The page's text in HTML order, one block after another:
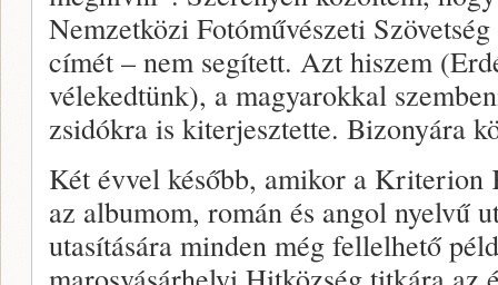
Nemzetközi Fotóművészeti
címét – nem segített. Azt hiszem
vélekedtünk), a magyarokkal
zsidókra is kiterjesztette. Bizonyára
Két évvel később, amikor a Kriterion
az albumom, román és angol nyelvű
utasítására minden még fellelhető